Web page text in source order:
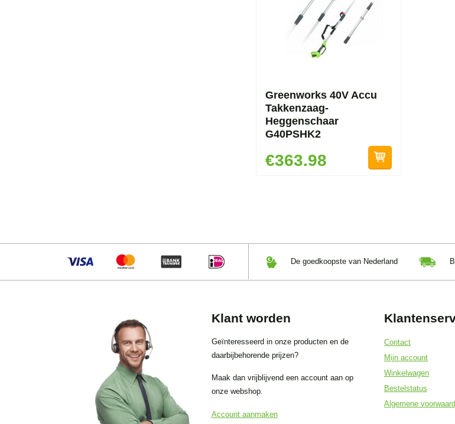
Greenworks 40V Accu
Takkenzaag-
Heggenschaar
G40PSHK2
€363.98
De goedkoopste van Nederland
Klant worden
Geïnteresseerd in onze producten en de
daarbijbehorende prijzen?
Maak dan vrijblijvend een account aan op
onze webshop.
Account aanmaken
Contact
Mijn account
Winkelwagen
Bestelstatus
Algemene